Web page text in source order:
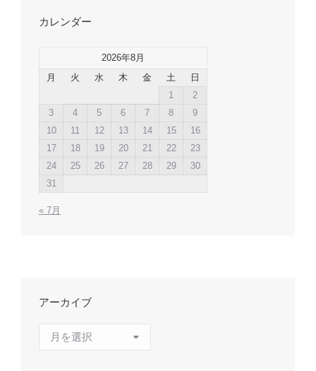
カレンダー
2026年8月
月
火 水 木 金 土
日
1
2
3
4 5 6 7 8
9
10
11 12 13 14 15
16
17
18 19 20 21 22
23
24
25 26 27 28 29
30
31
« 7月
アーカイブ